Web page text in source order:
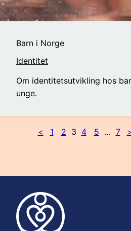
Barn i Norge
Identitet
Om identitetsutvikling hos
unge.
< 1 2 3 4 5 … 7 >